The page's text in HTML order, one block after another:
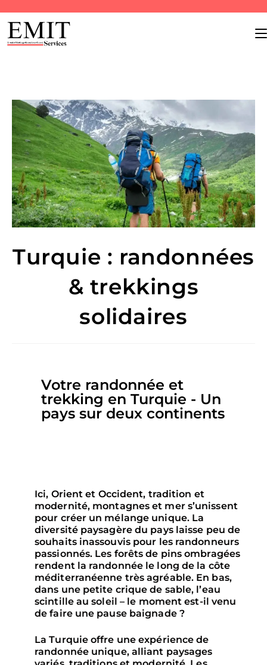
Turquie : randonnées
& trekkings
solidaires
Votre randonnée et
trekking en Turquie - Un
pays sur deux continents
Ici, Orient et Occident, tradition et
modernité, montagnes et mer s’unissent
pour créer un mélange unique. La
diversité paysagère du pays laisse peu de
souhaits inassouvis pour les randonneurs
passionnés. Les forêts de pins ombragées
rendent la randonnée le long de la côte
méditerranéenne très agréable. En bas,
dans une petite crique de sable, l’eau
scintille au soleil – le moment est-il venu
de faire une pause baignade ?
La Turquie offre une expérience de
randonnée unique, alliant paysages